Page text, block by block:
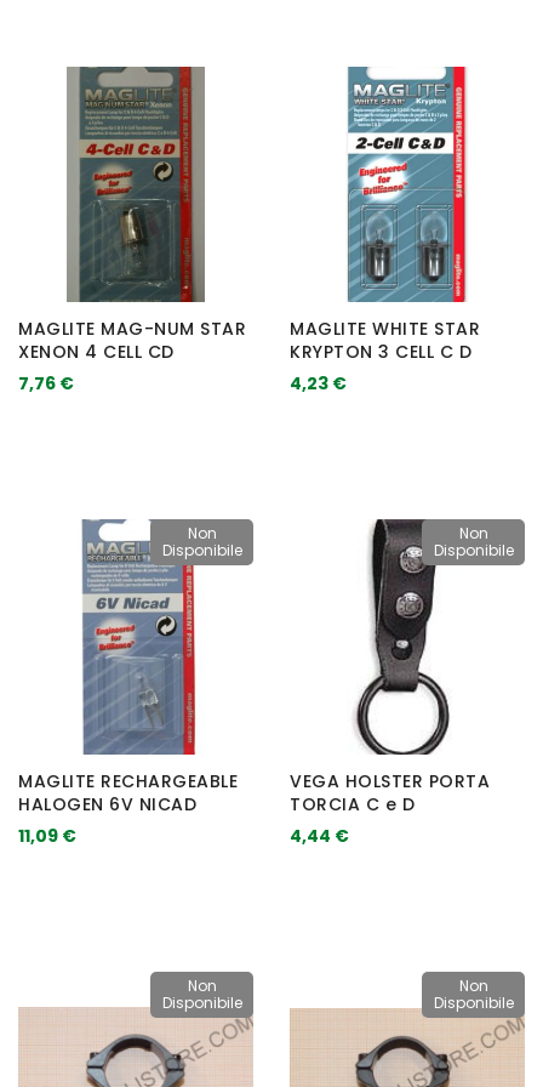
MAGLITE MAG-NUM STAR
XENON 4 CELL CD
7,76 €
MAGLITE WHITE STAR
KRYPTON 3 CELL C D
4,23 €
Non
Disponibile
MAGLITE RECHARGEABLE
HALOGEN 6V NICAD
11,09 €
Non
Disponibile
VEGA HOLSTER PORTA
TORCIA C e D
4,44 €
Non
Disponibile
Non
Disponibile